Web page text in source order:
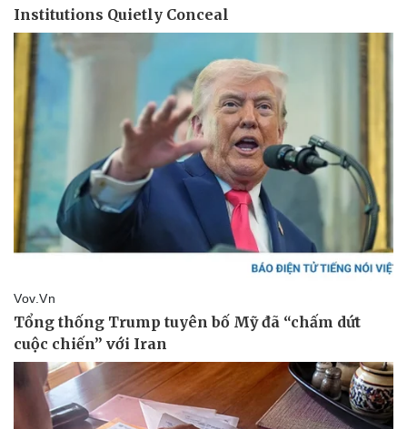
Lịch thi đấu bóng đá
Thế giới thể thao
eSports
Hậu trường
Ô tô - Xe máy
Ô tô
Xe máy
Tư vấn